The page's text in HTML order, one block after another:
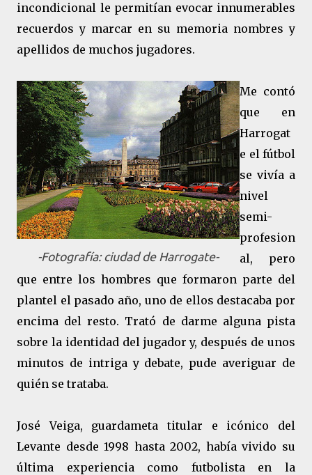
incondicional le permitían evocar innumerables
recuerdos y marcar en su memoria nombres y
apellidos de muchos jugadores.
-Fotografía: ciudad de Harrogate-
Me contó
que en
Harrogat
e el fútbol
se vivía a
nivel
semi-
profesion
al, pero
que entre los hombres que formaron parte del
plantel el pasado año, uno de ellos destacaba por
encima del resto. Trató de darme alguna pista
sobre la identidad del jugador y, después de unos
minutos de intriga y debate, pude averiguar de
quién se trataba.
José Veiga, guardameta titular e icónico del
Levante desde 1998 hasta 2002, había vivido su
última experiencia como futbolista en la